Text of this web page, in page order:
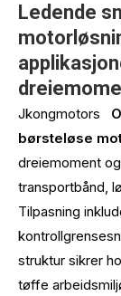
Ledende
Jkongmotors
børsteløse
dreiemoment
transportbånd,
Tilpasning
struktur sikrer
tøffe